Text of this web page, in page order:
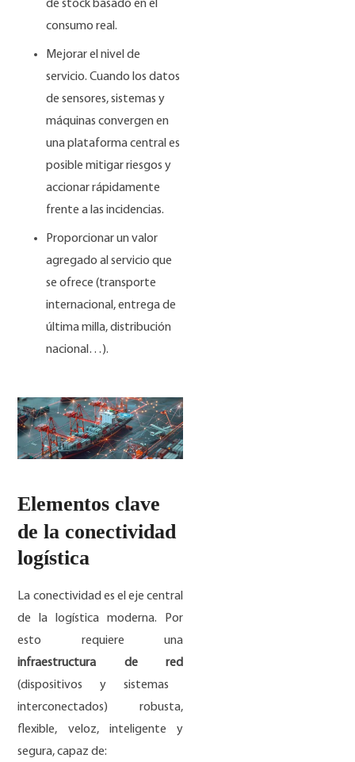
de stock basado en el
consumo real.
Mejorar el nivel de
servicio. Cuando los datos
de sensores, sistemas y
máquinas convergen en
una plataforma central es
posible mitigar riesgos y
accionar rápidamente
frente a las incidencias.
Proporcionar un valor
agregado al servicio que
se ofrece (transporte
internacional, entrega de
última milla, distribución
nacional…).
Elementos clave
de la conectividad
logística
La conectividad es el eje central
de la logística moderna. Por
esto requiere una
infraestructura de red
(dispositivos y sistemas
interconectados) robusta,
flexible, veloz, inteligente y
segura, capaz de: